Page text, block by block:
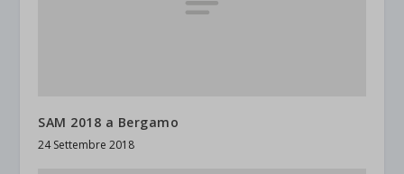
SAM 2018 a Bergamo
24 Settembre 2018